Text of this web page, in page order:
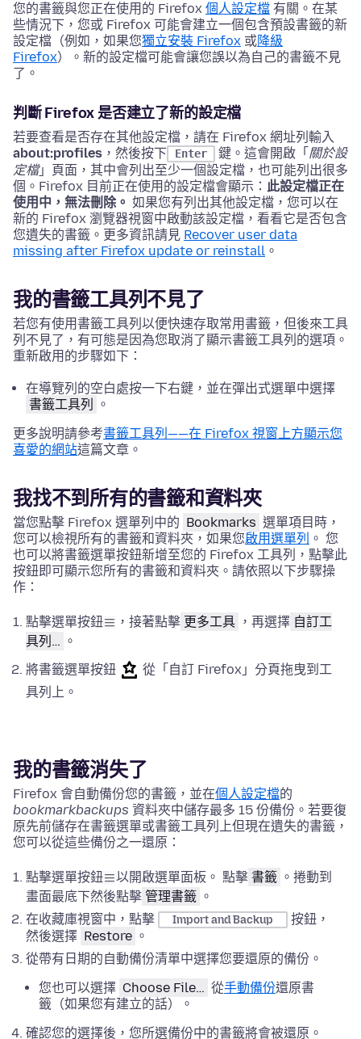
您的書籤與您正在使用的 Firefox 個人設定檔 有關。在某
些情況下，您或 Firefox 可能會建立一個包含預設書籤的新
設定檔（例如，如果您獨立安裝 Firefox 或降級
Firefox）。新的設定檔可能會讓您誤以為自己的書籤不見
了。
判斷 Firefox 是否建立了新的設定檔
若要查看是否存在其他設定檔，請在 Firefox 網址列輸入
about:profiles ，然後按下 Enter 鍵。這會開啟「 關於設
定檔」頁面，其中會列出至少一個設定檔，也可能列出很多
個。Firefox 目前正在使用的設定檔會顯示： 此設定檔正在
使用中，無法刪除。 如果您有列出其他設定檔，您可以在
新的 Firefox 瀏覽器視窗中啟動該設定檔，看看它是否包含
您遺失的書籤。更多資訊請見 Recover user data
missing after Firefox update or reinstall 。
我的書籤工具列不見了
若您有使用書籤工具列以便快速存取常用書籤，但後來工具
列不見了，有可態是因為您取消了顯示書籤工具列的選項。
重新啟用的步驟如下：
在導覽列的空白處按一下右鍵，並在彈出式選單中選擇
書籤工具列
。
更多說明請參考書籤工具列——在 Firefox 視窗上方顯示您
喜愛的網站這篇文章。
我找不到所有的書籤和資料夾
當您點擊 Firefox 選單列中的 Bookmarks 選單項目時，
您可以檢視所有的書籤和資料夾 ，如果您啟用選單列 。 您
也可以將書籤選單按鈕新增至您的 Firefox 工具列，點擊此
按鈕即可顯示您所有的書籤和資料夾。請依照以下步驟操
作：
點擊選單按鈕 ，接著點擊 更多工具 ，再選擇 自訂工
具列… 。
將書籤選單按鈕
從「自訂 Firefox」分頁拖曳到工
具列上。
我的書籤消失了
Firefox 會自動備份您的書籤，並在個人設定檔的
bookmarkbackups 資料夾中儲存最多 15 份備份。若要復
原先前儲存在書籤選單或書籤工具列上但現在遺失的書籤，
您可以從這些備份之一還原：
點擊選單按鈕 以開啟選單面板。 點擊 書籤 。捲動到
畫面最底下然後點擊 管理書籤 。
在收藏庫視窗中，點擊
Import and Backup
按鈕，
然後選擇 Restore 。
從帶有日期的自動備份清單中選擇您要還原的備份。
您也可以選擇 Choose File… 從手動備份還原書
籤（如果您有建立的話）。
確認您的選擇後，您所選備份中的書籤將會被還原。